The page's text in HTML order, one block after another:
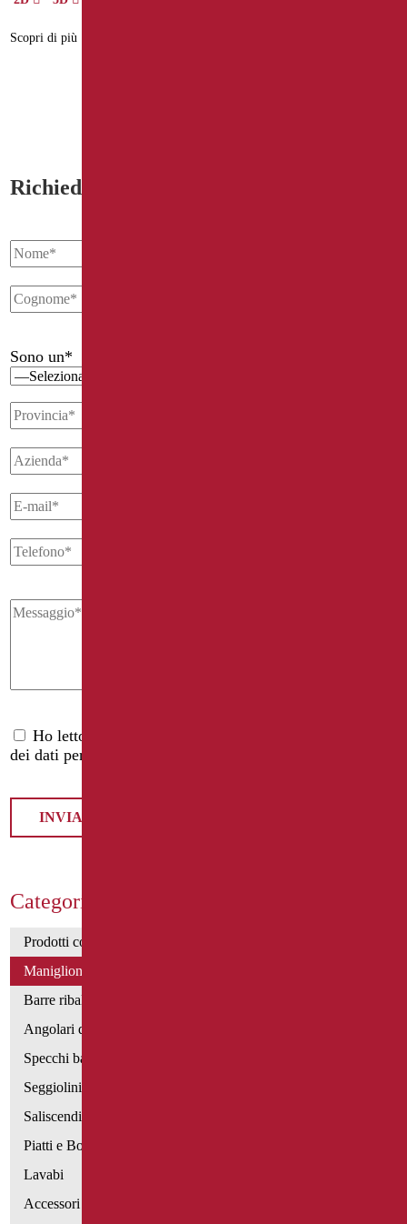
Categorie Prodotti
Prodotti con dichiarazione CAM
Maniglioni di sostegno
Barre ribaltabili e fisse
Angolari doccia e vasca
Specchi bagno
Seggiolini vasca e doccia
Saliscendi doccia di sostegno
Piatti e Box Doccia
Lavabi
Accessori per Lavabo
Scopri di più
Richiedi informazioni
Sono un*
Ho letto l'
dei dati personali